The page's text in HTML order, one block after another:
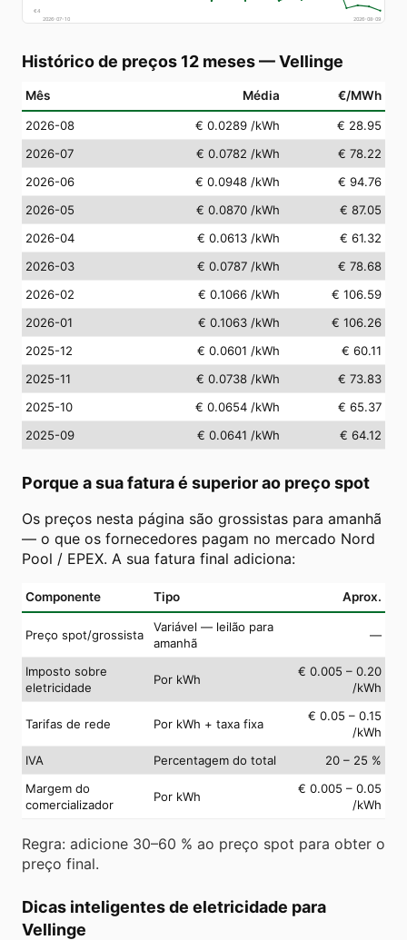
€4
2026-07-10
2026-08-09
Histórico de preços 12 meses—Vellinge
Mês Média €/MWh
2026-08 € 0.0289 /kWh
€ 28.95
2026-07
€ 0.0782 /kWh
€ 78.22
2026-06
€ 0.0948 /kWh
€ 94.76
2026-05
€ 0.0870 /kWh
€ 87.05
2026-04
€ 0.0613 /kWh
€ 61.32
2026-03
€ 0.0787 /kWh
€ 78.68
2026-02
€ 0.1066 /kWh
€ 106.59
2026-01
€ 0.1063 /kWh
€ 106.26
2025-12
€ 0.0601 /kWh
€ 60.11
2025-11
€ 0.0738 /kWh
€ 73.83
2025-10
€ 0.0654 /kWh
€ 65.37
2025-09
€ 0.0641 /kWh € 64.12
Porque a sua fatura é superior ao preço spot
Os preços nesta página são grossistas para amanhã
— o que os fornecedores pagam no mercado Nord
Pool / EPEX. A sua fatura final adiciona:
Componente Tipo Aprox.
Preço spot/grossista
Variável — leilão para
amanhã
—
Imposto sobre
eletricidade
Por kWh
€ 0.005 – 0.20
/kWh
Tarifas de rede Por kWh + taxa fixa
€ 0.05 – 0.15
/kWh
IVA
Percentagem do total
20 – 25 %
Margem do
comercializador
Por kWh
€ 0.005 – 0.05
/kWh
Regra: adicione 30–60 % ao preço spot para obter o
preço final.
Dicas inteligentes de eletricidade para
Vellinge